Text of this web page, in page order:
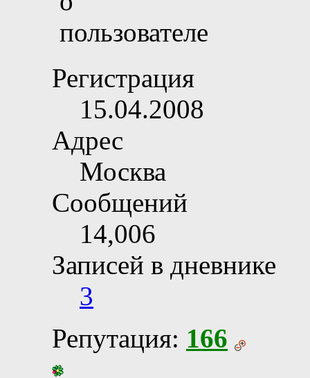
Регистрация
15.04.2008
Адрес
Москва
Сообщений
14,006
Записей в дневнике
3
Репутация: 166